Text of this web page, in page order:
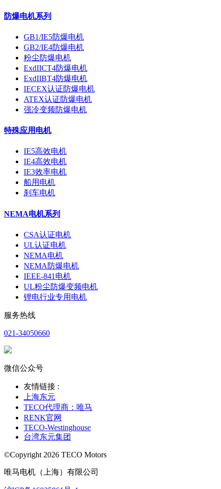
防爆电机系列
GB1/IE5防爆电机
GB2/IE4防爆电机
粉尘防爆电机
ExdIICT4防爆电机
ExdIIBT4防爆电机
IECEX认证防爆电机
ATEX认证防爆电机
强冷变频防爆电机
特殊应用电机
IE5高效电机
IE4高效电机
IE3效率电机
船用电机
刹车电机
NEMA电机系列
CSA认证电机
UL认证电机
NEMA电机
NEMA防爆电机
IEEE-841电机
UL粉尘防爆变频电机
锂电行业专用电机
服务热线
021-34050660
微信公众号
友情链接 :
上海东元
TECO代理商：唯马
RENK官网
TECO-Westinghouse
台湾东元集团
©Copyright 2026 TECO Motors
唯马电机（上海）有限公司